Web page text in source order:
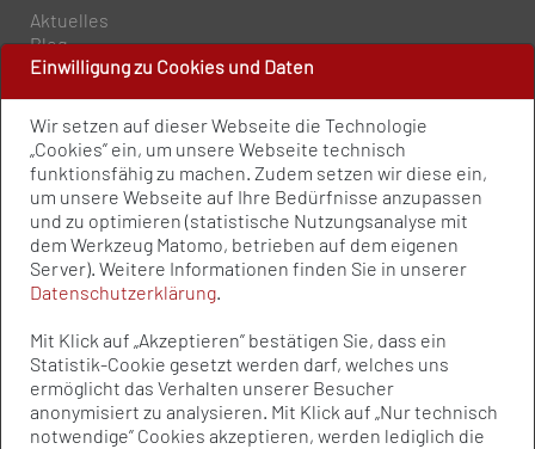
Einwilligung zu Cookies und Daten
Wir setzen auf dieser Webseite die Technologie
„Cookies” ein, um unsere Webseite technisch
funktionsfähig zu machen. Zudem setzen wir diese ein,
um unsere Webseite auf Ihre Bedürfnisse anzupassen
und zu optimieren (statistische Nutzungsanalyse mit
dem Werkzeug Matomo, betrieben auf dem eigenen
Server). Weitere Informationen finden Sie in unserer
Datenschutzerklärung.
Mit Klick auf „Akzeptieren” bestätigen Sie, dass ein
Statistik-Cookie gesetzt werden darf, welches uns
ermöglicht das Verhalten unserer Besucher
anonymisiert zu analysieren. Mit Klick auf „Nur technisch
notwendige” Cookies akzeptieren, werden lediglich die
Aktuelles
Blog
PRESSE UND PUBLIKATIONEN
Policy Paper
Pressemitteilungen
Publikationen
Newsletter
Kontakt
Impressum
Qualitätsstandards
Sitemap